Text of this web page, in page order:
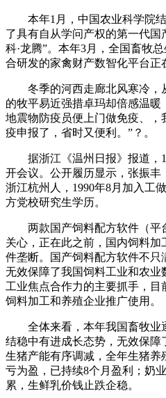
本年1月，中国农业科学院结
了具有自从学问产权的第一代国
科·龙腾”。本年3月，全国畜牧
合研发的家禽财产数智化平台正
冬季的河西走廊北风寒冷，
的牧平易近强措卓玛却倍感温暖
地震物防疫员便上门做免疫、
疫申报了，省时又便利。”？。
据浙江《温州日报》报道，
开会议。公开履历显示，张振丰
浙江杭州人，1990年8月加入工
方党校研究生学历。
两款国产饲料配方软件（平
关心，正在此之前，国内饲料
件垄断。国产饲料配方软件不只
无效保障了我国饲料工业和农
工业焦点合作力的主要抓手，
饲料加工和养殖企业推广使用。
全体来看，本年我国畜牧业
结稳中有进成长态势，无效保障
生猪产能有序调减，全年生猪养
亏为盈，已持续8个月盈利；奶
累，生鲜乳价钱止跌企稳。